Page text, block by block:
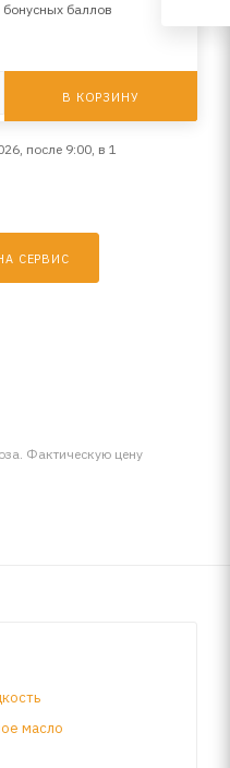
баллов
В КОРЗИНУ
после 9:00, в 1
СЕРВИС
Фактическую цену
масло